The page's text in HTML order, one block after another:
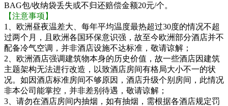
BAG包/收纳袋丢失或不归还赔偿金额20元/个。
【注意事项】
1、欧洲昼夜温差大、每年平均温度最热超过30度的情况不超
过两个月，且欧洲各国环保意识强，故至今欧洲部分酒店并不
配备冷气空调，并非酒店设施不达标准，敬请谅解；
2、欧洲酒店强调建筑物本身的历史价值，故一些酒店因建筑
主题架构无法进行改造，以致酒店房间有格局大小不一的状
况。如因酒店标准房间不够原因，酒店升级个别房间，此情况
非本公司能掌控，并非差别待遇，敬请谅解；
3、请勿在酒店房间内抽烟，如有抽烟，需根据各酒店规定罚